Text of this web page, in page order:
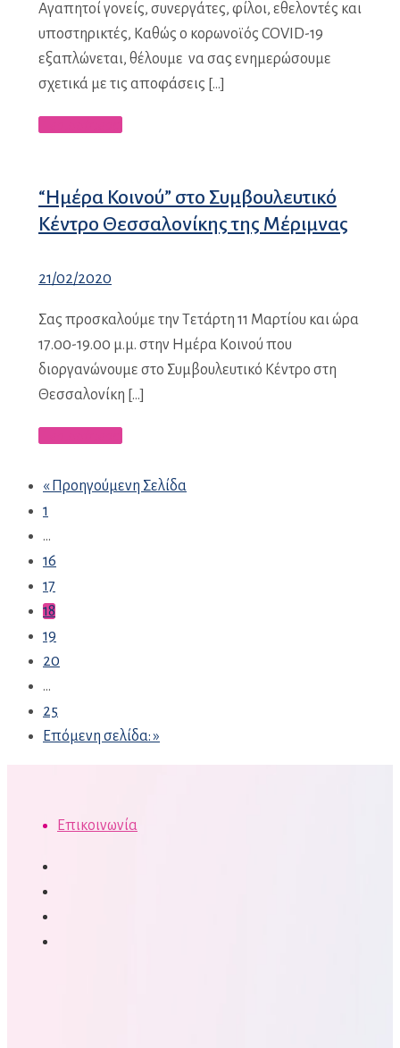
Αγαπητοί γονείς, συνεργάτες, φίλοι, εθελοντές και
υποστηρικτές, Καθώς ο κορωνοϊός COVID-19
εξαπλώνεται, θέλουμε να σας ενημερώσουμε
σχετικά με τις αποφάσεις […]
“Ημέρα Κοινού” στο Συμβουλευτικό
Κέντρο Θεσσαλονίκης της Μέριμνας
21/02/2020
Σας προσκαλούμε την Τετάρτη 11 Μαρτίου και ώρα
17.00-19.00 μ.μ. στην Ημέρα Κοινού που
διοργανώνουμε στο Συμβουλευτικό Κέντρο στη
Θεσσαλονίκη […]
« Προηγούμενη Σελίδα
1
...
16
17
18
19
20
...
25
Επόμενη σελίδα: »
Επικοινωνία